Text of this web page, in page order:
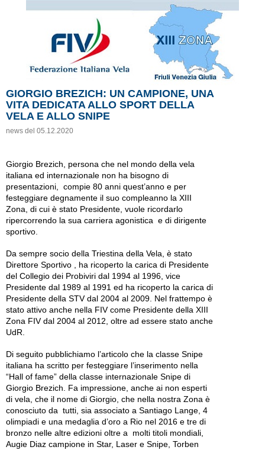
GIORGIO BREZICH: UN CAMPIONE, UNA
VITA DEDICATA ALLO SPORT DELLA
VELA E ALLO SNIPE
news del 05.12.2020
Giorgio Brezich, persona che nel mondo della vela
italiana ed internazionale non ha bisogno di
presentazioni, compie 80 anni quest’anno e per
festeggiare degnamente il suo compleanno la XIII
Zona, di cui è stato Presidente, vuole ricordarlo
ripercorrendo la sua carriera agonistica e di dirigente
sportivo.
Da sempre socio della Triestina della Vela, è stato
Direttore Sportivo , ha ricoperto la carica di Presidente
del Collegio dei Probiviri dal 1994 al 1996, vice
Presidente dal 1989 al 1991 ed ha ricoperto la carica di
Presidente della STV dal 2004 al 2009. Nel frattempo è
stato attivo anche nella FIV come Presidente della XIII
Zona FIV dal 2004 al 2012, oltre ad essere stato anche
UdR.
Di seguito pubblichiamo l’articolo che la classe Snipe
italiana ha scritto per festeggiare l’inserimento nella
“Hall of fame” della classe internazionale Snipe di
Giorgio Brezich. Fa impressione, anche ai non esperti
di vela, che il nome di Giorgio, che nella nostra Zona è
conosciuto da tutti, sia associato a Santiago Lange, 4
olimpiadi e una medaglia d’oro a Rio nel 2016 e tre di
bronzo nelle altre edizioni oltre a molti titoli mondiali,
Augie Diaz campione in Star, Laser e Snipe, Torben